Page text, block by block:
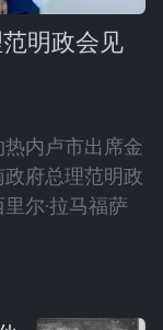
明政会见
内卢市出席金
府总理范明政
尔·拉马福萨